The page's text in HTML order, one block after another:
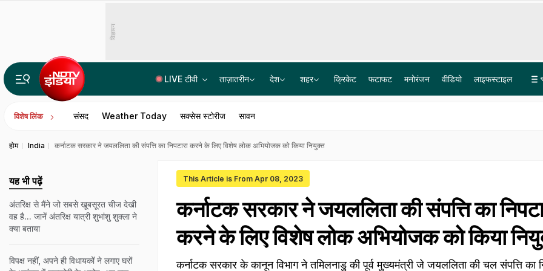
विज्ञापन
LIVE टीवी ताज़ातरीन देश शहर क्रिकेट फटाफट मनोरंजन वीडियो लाइफस्टाइल
विशेष लिंक संसद Weather Today सक्सेस स्टोरीज सावन
होम India कर्नाटक सरकार ने जयललिता की संपत्ति का निपटारा करने के लिए विशेष लोक अभियोजक को किया नियुक्त
This Article is From Apr 08, 2023
कर्नाटक सरकार ने जयललिता की संपत्ति का
करने के लिए विशेष लोक अभियोजक को किया
कर्नाटक सरकार के कानून विभाग ने तमिलनाडु की पूर्व मुख्यमंत्री जे जयललिता की चल संपत्ति का
यह भी पढ़ें
अंतरिक्ष से मैंने जो सबसे खूबसूरत चीज देखी
वह है... जानें अंतरिक्ष यात्री शुभांशु शुक्ला ने
क्या बताया
विपक्ष नहीं, अपने ही विधायकों ने लगाए घरों